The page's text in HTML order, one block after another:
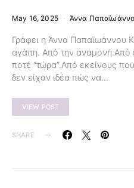
May 16, 2025 Άννα
Γράφει η Άννα Παπαϊωάννου
αγάπη. Από την αναμονή.Από
ποτέ “τώρα”.Από εκείνους
δεν είχαν ιδέα πώς να…
VIEW POST
SHARE